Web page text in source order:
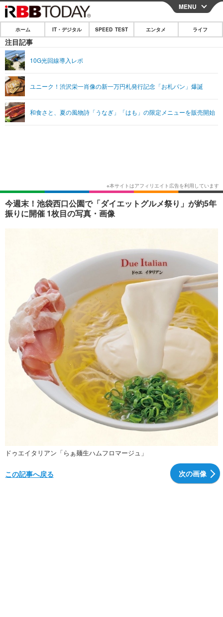
CLOSE
ホーム
IT・デジタル
ショッピング その他
SPEED TEST
エンタメ
エンタメTOP 映画・ドラマ
ショッピング その他
ライフ
MENU
ホーム IT・デジタル SPEED TEST エンタメ ライフ
注目記事
10G光回線導入レポ
ユニーク！渋沢栄一肖像の新一万円札発行記念「お札パン」爆誕
和食さと、夏の風物詩「うなぎ」「はも」の限定メニューを販売開始
今週末！池袋西口公園で「ダイエットグルメ祭り」が約5年
振りに開催 1枚目の写真・画像
ドゥエイタリアン「らぁ麺生ハムフロマージュ」
次の画像
この記事へ戻る